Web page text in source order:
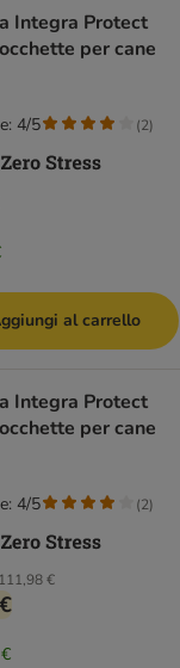
Integra Protect
per cane
4/5 (2)
al carrello
Integra Protect
per cane
111,98 €
4/5 (2)